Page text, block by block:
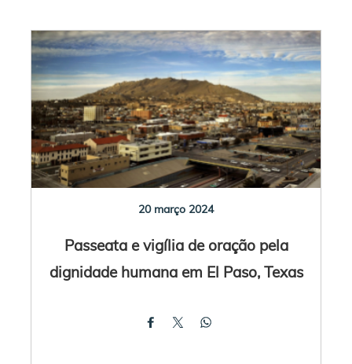
20 março 2024
Passeata e vigília de oração pela
dignidade humana em El Paso, Texas